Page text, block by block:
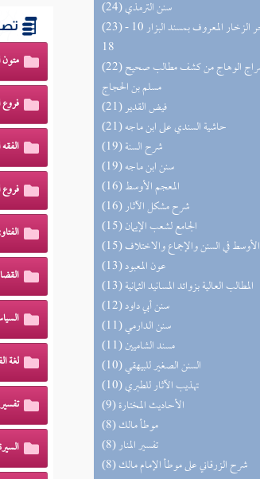
(24) سنن الترمذي
(23) البحر الزخار المعروف بمسند البزار 10 -
18
(22) السراج الوهاج من كشف مطالب صحيح
مسلم بن الحجاج
(21) فيض القدير
(21) حاشية السندي على ابن ماجه
(19) شرح السنة
(19) سنن ابن ماجه
(16) المعجم الأوسط
(16) شرح مشكل الآثار
(15) الجامع لشعب الإيمان
(15) الأوسط في السنن والإجماع والاختلاف
(13) عون المعبود
(13) المطالب العالية بزوائد المسانيد الثمانية
(12) سنن أبي داود
(11) سنن الدارمي
(11) مسند الشاميين
(10) السنن الصغير للبيهقي
(10) تهذيب الآثار للطبري
(9) الأحاديث المختارة
(8) موطأ مالك
(8) تفسير المنار
(8) شرح الزرقاني على موطأ الإمام مالك
فروع
فروع
لغة